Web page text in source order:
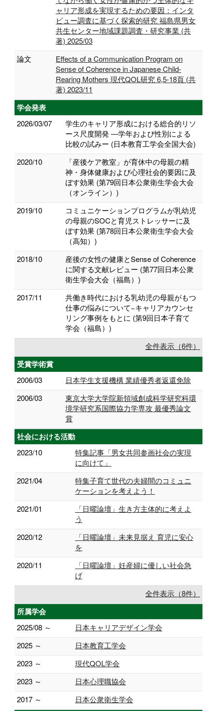
ャリア形成を実現するための要因：インタ
ビュー調査に基づく探索的研究 福島県男⼥
共⽣センター地域課題調査・研究事業 (共
著) 2025/03
論文
Effects of a Communication Program on
Sense of Coherence in Japanese Child-
Rearing Mothers 現代QOL研究 6,5-18頁 (共
著) 2023/11
学会発表
2026/03/07
学生のキャリア形成における総合的リソ
ース尺度開発 ―学年および性別による
比較の試みー (日本教育工学会全国大会)
2020/10
「産後ケア教室」が育休中の母親の精
神・身体健康および心理社会的要因に及
ぼす効果 (第79回日本公衆衛生学会大会
（オンライン）)
2019/10
コミュニケーションプログラムが乳幼児
の母親のSOCと育児ストレッサーに及
ぼす効果 (第78回日本公衆衛生学会大会
（高知）)
2018/10
産後の女性の健康とSense of Coherence
に関する文献レビュー (第77回日本公衆
衛生学会大会（福島）)
2017/11
共働き時代における乳幼児の母親がもつ
仕事の悩みについて−キャリアカウンセ
リング事例をもとに (第9回日本子育て
学会（福島）)
全件表示（6件）
受賞学術賞
2006/03
日本学生支援機構 業績優秀者返還免除
2006/03
東京大学大学院新領域創成科学研究科環
境学研究系国際協力学専攻 最優秀論文
賞
社会における活動
2023/10
特集記事「男女共同参画社会の実現
に向けて」
2021/04
特集子育て世代の夫婦間のコミュニ
ケーションを考えよう！
2021/01
「日曜論壇」生き方主体的に考えよ
う
2020/12
「日曜論壇」未来見据え 育児に安心
を
2020/11
「日曜論壇」妊産婦に優しい社会急
げ
全件表示（8件）
所属学会
2025/08 ～
日本キャリアデザイン学会
2025 ～
日本教育工学会
2023 ～
現代QOL学会
2023 ～
日本心理職協会
2017 ～
日本公衆衛生学会